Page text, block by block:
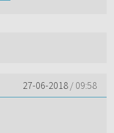
27-06-2018 / 09:58